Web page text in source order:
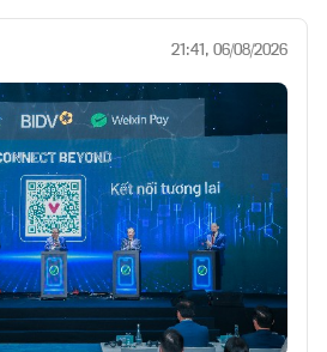
21:41, 06/08/2026